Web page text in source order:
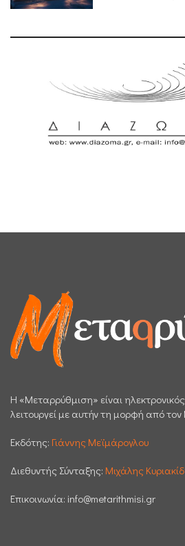
H «Μεταρρύθμιση» είναι
λειτουργεί με αυτήν τη μορφή από
Εκδότης: Γιάννης Μεϊμάρογλου
Διεθυντής Σύνταξης: Μιχάλης
Επικοινωνία: info@metarithmisi.gr